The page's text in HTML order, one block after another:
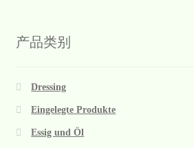
产品类别
Dressing
Eingelegte Produkte
Essig und Öl